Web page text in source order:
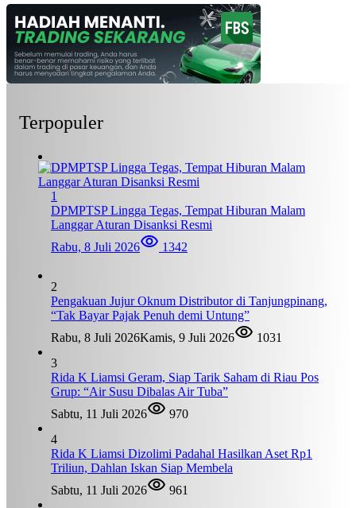
Terpopuler
1
DPMPTSP Lingga Tegas, Tempat Hiburan Malam
Langgar Aturan Disanksi Resmi
Rabu, 8 Juli 2026
1342
2
Pengakuan Jujur Oknum Distributor di Tanjungpinang,
“Tak Bayar Pajak Penuh demi Untung”
Rabu, 8 Juli 2026Kamis, 9 Juli 2026
1031
3
Rida K Liamsi Geram, Siap Tarik Saham di Riau Pos
Grup: “Air Susu Dibalas Air Tuba”
Sabtu, 11 Juli 2026
970
4
Rida K Liamsi Dizolimi Padahal Hasilkan Aset Rp1
Triliun, Dahlan Iskan Siap Membela
Sabtu, 11 Juli 2026
961